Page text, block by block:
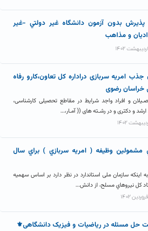
پذيرش بدون آزمون دانشگاه غير دولتي -غير
اديان و مذاهب
جذب امریه سربازی دراداره کل تعاون،کارو رفاه
خراسان رضوی
و افراد واجد شرایط در مقاطع تحصیلی کارشناسی،
و دکتری و در رشـته های (( آمـار،...
مشمولين وظيفه ( امريه سربازي ) براي سال
اینکه سازمان ملی استاندارد در نظر دارد بر اساس سهمیه
کل نیروهاي مسلح، از دانش...
حل مسئله در ریاضیات و فیزیک دانشگاهی⚜